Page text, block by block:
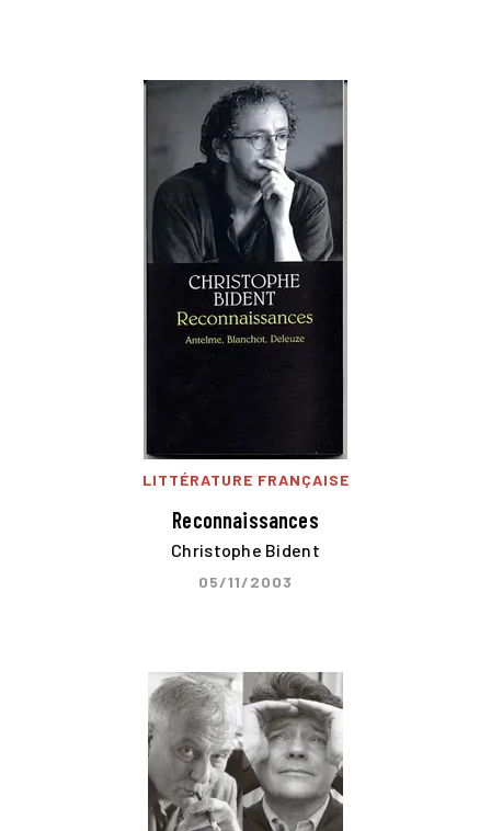
LITTÉRATURE FRANÇAISE
Reconnaissances
Christophe Bident
05/11/2003